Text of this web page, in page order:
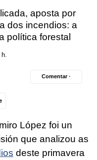
aposta por
dos incendios: a
política forestal
Comentar ·
López foi un
que analizou as
deste primavera